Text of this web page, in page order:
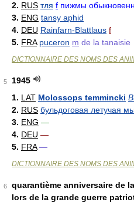
2. RUS тля f пижмы
3. ENG tansy aphid
4. DEU Rainfarn-Blattlaus f
5. FRA puceron m de la tanaisie
DICTIONNAIRE DES NOMS DES
5
1945
1. LAT Molossops temmincki
2. RUS бульдоговая летучая
3. ENG —
4. DEU —
5. FRA —
DICTIONNAIRE DES NOMS DES
6
quarantième anniversaire de
lors de la grande guerre